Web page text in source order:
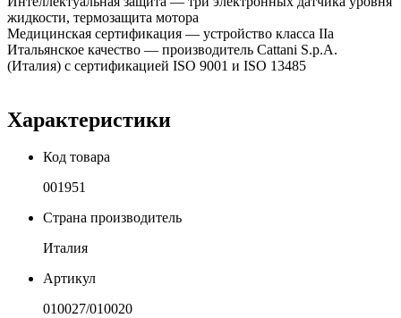
жидкости, термозащита мотора
Медицинская сертификация — устройство класса IIa
Итальянское качество — производитель Cattani S.p.A.
(Италия) с сертификацией ISO 9001 и ISO 13485
Характеристики
Код товара
001951
Страна производитель
Италия
Артикул
010027/010020